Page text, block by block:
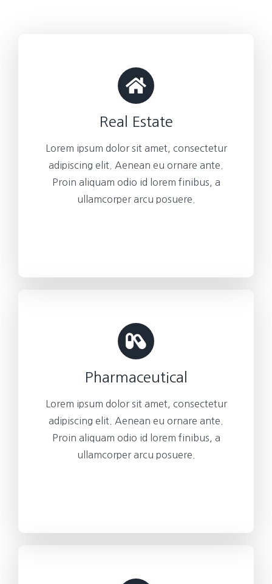
Real Estate
Lorem ipsum dolor sit amet, consectetur
adipiscing elit. Aenean eu ornare ante.
Proin aliquam odio id lorem finibus, a
ullamcorper arcu posuere.
Pharmaceutical
Lorem ipsum dolor sit amet, consectetur
adipiscing elit. Aenean eu ornare ante.
Proin aliquam odio id lorem finibus, a
ullamcorper arcu posuere.